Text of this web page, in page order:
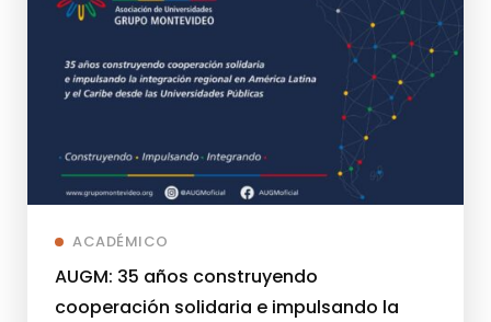
ACADÉMICO
AUGM: 35 años construyendo
cooperación solidaria e impulsando la